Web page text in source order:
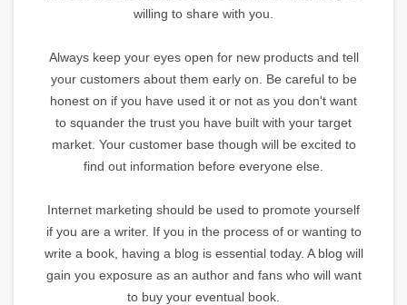
willing to share with you.
Always keep your eyes open for new products and tell
your customers about them early on. Be careful to be
honest on if you have used it or not as you don't want
to squander the trust you have built with your target
market. Your customer base though will be excited to
find out information before everyone else.
Internet marketing should be used to promote yourself
if you are a writer. If you in the process of or wanting to
write a book, having a blog is essential today. A blog will
gain you exposure as an author and fans who will want
to buy your eventual book.